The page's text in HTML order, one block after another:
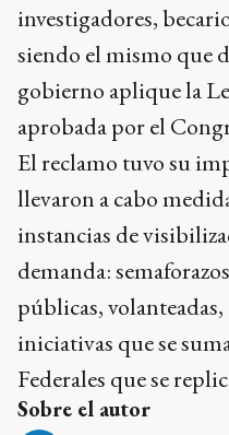
investigadores,
siendo el mismo que
gobierno aplique la
aprobada por el
El reclamo tuvo su
llevaron a cabo
instancias de
demanda:
públicas,
iniciativas que se
Federales que se
Sobre el autor